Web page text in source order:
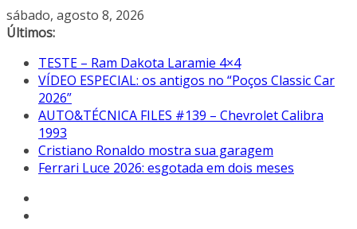
Pular
para
conteúdo
sábado, agosto 8, 2026
Últimos:
TESTE – Ram Dakota Laramie 4×4
VÍDEO ESPECIAL: os antigos no “Poços Classic Car
2026”
AUTO&TÉCNICA FILES #139 – Chevrolet Calibra
1993
Cristiano Ronaldo mostra sua garagem
Ferrari Luce 2026: esgotada em dois meses